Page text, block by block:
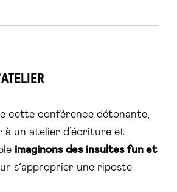
cette conférence détonante,
à un atelier d’écriture et
imaginons des insultes fun et
s’approprier une riposte